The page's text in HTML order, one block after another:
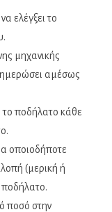
ελέγξει το
μηχανικής
αμέσως
το ποδήλατο κάθε
οποιοδήποτε
(μερική ή
ποδήλατο.
ποσό στην